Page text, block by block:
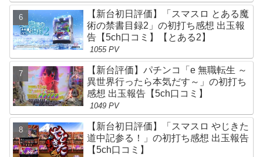
【新台初日評価】「スマスロ とある魔
術の禁書目録2」の初打ち感想 出玉報
告【5ch口コミ】【とある2】
1055 PV
【新台評価】パチンコ「e 無職転生 ～
異世界行ったら本気だす～」の初打ち
感想 出玉報告【5ch口コミ】
1049 PV
【新台初日評価】「スマスロ やじきた
道中記参る！」の初打ち感想 出玉報告
【5ch口コミ】